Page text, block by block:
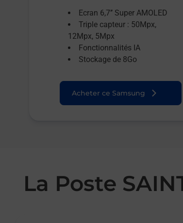
Ecran 6,7’’ Super AMOLED
Triple capteur : 50Mpx,
12Mpx, 5Mpx
Fonctionnalités IA
Stockage de 8Go
Acheter ce Samsung
La Poste